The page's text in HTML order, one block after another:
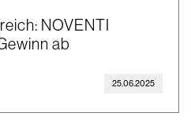
NOVENTI
ab
25.06.2025